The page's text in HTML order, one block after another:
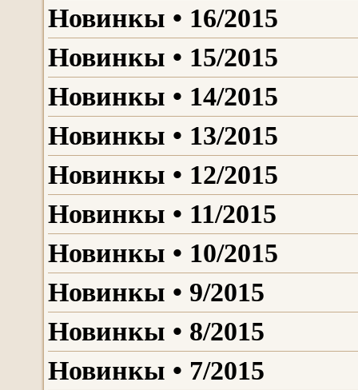
Новинкы • 16/2015
Новинкы • 15/2015
Новинкы • 14/2015
Новинкы • 13/2015
Новинкы • 12/2015
Новинкы • 11/2015
Новинкы • 10/2015
Новинкы • 9/2015
Новинкы • 8/2015
Новинкы • 7/2015